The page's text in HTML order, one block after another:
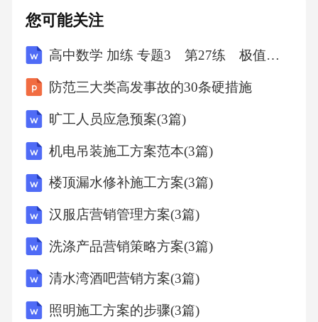
7.1一般规
7
装.................................................................8
7.3防火止回阀安
7.4屋面防倒灌风帽安
装.............................................................8
7.5排气系统施工质量自
您可能关注
高中数学 加练 专题3 第27练 极值点偏移(一)
防范三大类高发事故的30条硬措施
旷工人员应急预案(3篇)
机电吊装施工方案范本(3篇)
楼顶漏水修补施工方案(3篇)
汉服店营销管理方案(3篇)
洗涤产品营销策略方案(3篇)
清水湾酒吧营销方案(3篇)
照明施工方案的步骤(3篇)